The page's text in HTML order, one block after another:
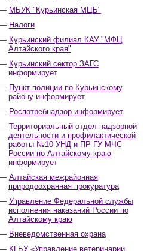
МБУК "Курьинская МЦБ"
Налоги
Курьинский филиал КАУ "МФЦ
Алтайского края"
Курьинский сектор ЗАГС
информирует
Пункт полиции по Курьинскому
району информирует
Роспотребнадзор информирует
Территориальный отдел надзорной
деятельности и профилактической
работы №10 УНД и ПР ГУ МЧС
России по Алтайскому краю
информирует
Алтайская межрайонная
природоохранная прокуратура
Управление Федеральной службы
исполнения наказаний России по
Алтайскому краю
Вневедомственная охрана
КГБУ «Управление ветеринарии